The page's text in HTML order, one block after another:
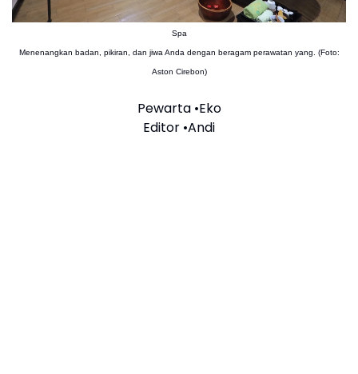
Spa
Menenangkan badan, pikiran, dan jiwa Anda dengan beragam perawatan yang. (Foto:
Aston Cirebon)
Pewarta •Eko
Editor •Andi